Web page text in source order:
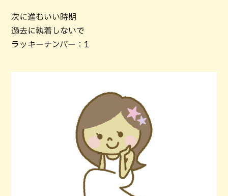
次に進むいい時期
過去に執着しないで
ラッキーナンバー：1